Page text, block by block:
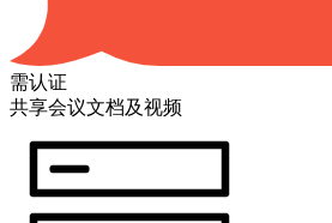
需认证
共享会议文档及视频